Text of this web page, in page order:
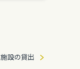
施設の貸出